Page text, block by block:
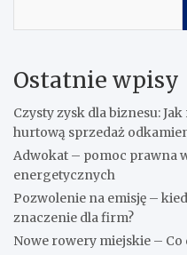
Ostatnie wpisy
Czysty zysk dla biznesu:
hurtową sprzedaż
Adwokat – pomoc prawna
energetycznych
Pozwolenie na emisję –
znaczenie dla firm?
Nowe rowery miejskie – Co